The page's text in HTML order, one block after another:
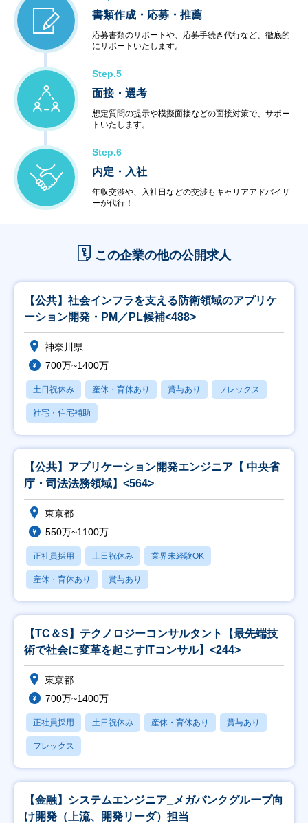
書類作成・応募・推薦
応募書類のサポートや、応募手続き代行など、徹底的
にサポートいたします。
Step.5
面接・選考
想定質問の提示や模擬面接などの面接対策で、サポー
トいたします。
Step.6
内定・入社
年収交渉や、入社日などの交渉もキャリアアドバイザ
ーが代行！
この企業の他の公開求人
【公共】社会インフラを支える防衛領域のアプリケ
ーション開発・PM／PL候補<488>
神奈川県
700万~1400万
土日祝休み 産休・育休あり 賞与あり フレックス
社宅・住宅補助
【公共】アプリケーション開発エンジニア【 中央省
庁・司法法務領域】<564>
東京都
550万~1100万
正社員採用 土日祝休み 業界未経験OK
産休・育休あり 賞与あり
【TC＆S】テクノロジーコンサルタント【最先端技
術で社会に変革を起こすITコンサル】<244>
東京都
700万~1400万
正社員採用 土日祝休み 産休・育休あり 賞与あり
フレックス
【金融】システムエンジニア_メガバンクグループ向
け開発（上流、開発リーダ）担当